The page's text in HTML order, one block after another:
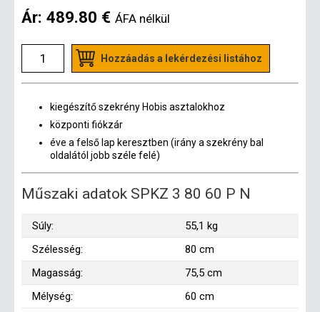
Ár: 489.80 € ÁFA nélkül
Hozzáadás a lekérdezési listához
kiegészítő szekrény Hobis asztalokhoz
központi fiókzár
éve a felső lap keresztben (irány a szekrény bal
oldalától jobb széle felé)
Műszaki adatok SPKZ 3 80 60 P N
Súly:
55,1 kg
Szélesség:
80 cm
Magasság:
75,5 cm
Mélység:
60 cm